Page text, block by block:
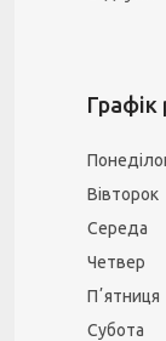
Вівторок
Середа
Четвер
Пʼятниця
Субота